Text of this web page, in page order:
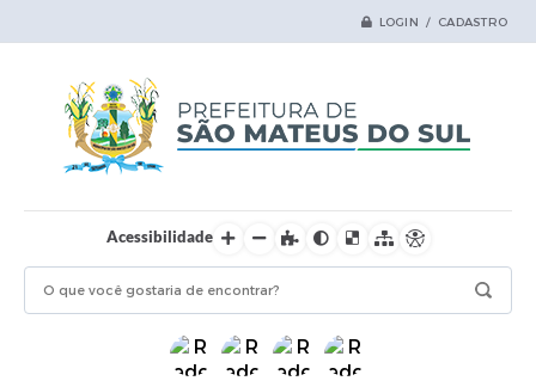
LOGIN / CADASTRO
Acessibilidade